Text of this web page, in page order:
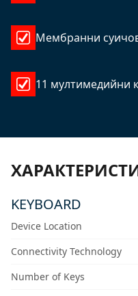
Мембранни
11 мултимедийни
KEYBOARD
Device Location
Connectivity Technology
Number of Keys